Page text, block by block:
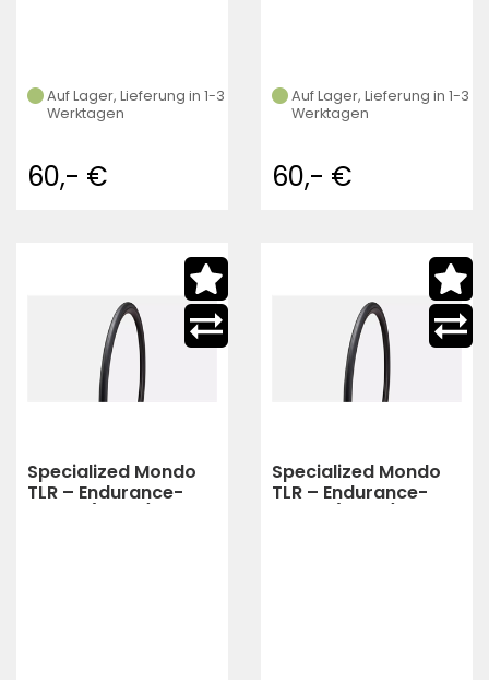
Auf Lager, Lieferung in 1-3
Werktagen
60,- €
Auf Lager, Lieferung in 1-3
Werktagen
60,- €
Specialized Mondo
TLR – Endurance-
Specialized Mondo
TLR – Endurance-